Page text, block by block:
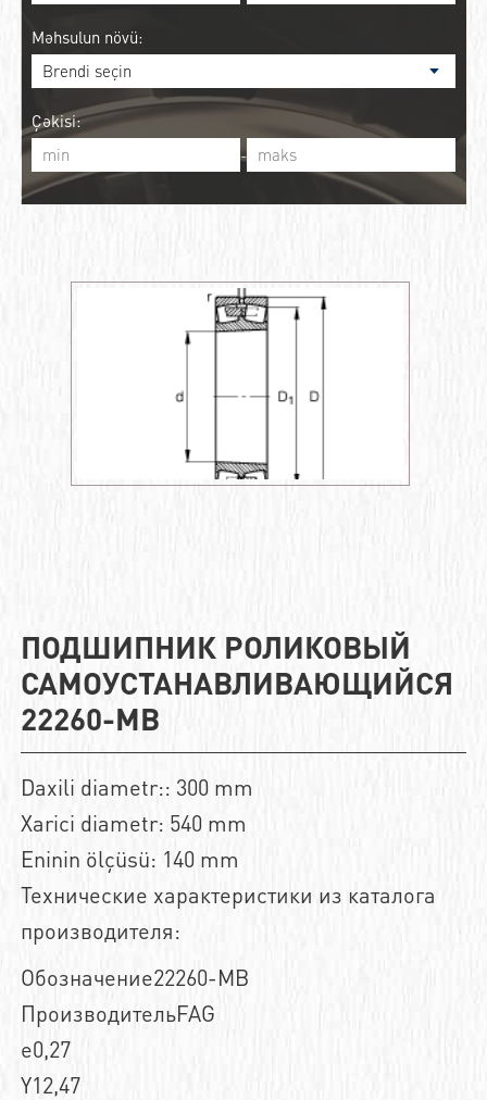
Məhsulun növü:
Çəkisi:
-
ПОДШИПНИК РОЛИКОВЫЙ
САМОУСТАНАВЛИВАЮЩИЙСЯ
22260-MB
Daxili diametr:: 300 mm
Xarici diametr: 540 mm
Eninin ölçüsü: 140 mm
Технические характеристики из каталога
производителя:
Обозначение22260-MB
ПроизводительFAG
e0,27
Y12,47